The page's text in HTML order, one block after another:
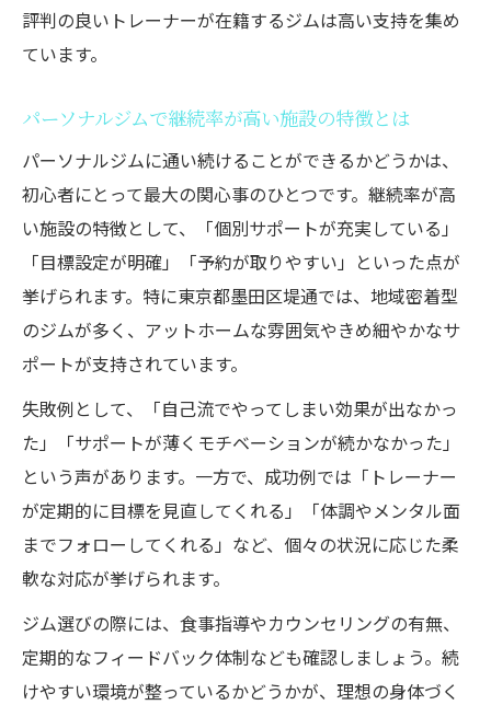
評判の良いトレーナーが在籍するジムは高い支持を集め
ています。
パーソナルジムで継続率が高い施設の特徴とは
パーソナルジムに通い続けることができるかどうかは、
初心者にとって最大の関心事のひとつです。継続率が高
い施設の特徴として、「個別サポートが充実している」
「目標設定が明確」「予約が取りやすい」といった点が
挙げられます。特に東京都墨田区堤通では、地域密着型
のジムが多く、アットホームな雰囲気やきめ細やかなサ
ポートが支持されています。
失敗例として、「自己流でやってしまい効果が出なかっ
た」「サポートが薄くモチベーションが続かなかった」
という声があります。一方で、成功例では「トレーナー
が定期的に目標を見直してくれる」「体調やメンタル面
までフォローしてくれる」など、個々の状況に応じた柔
軟な対応が挙げられます。
ジム選びの際には、食事指導やカウンセリングの有無、
定期的なフィードバック体制なども確認しましょう。続
けやすい環境が整っているかどうかが、理想の身体づく